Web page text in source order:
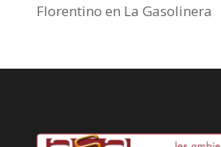
Florentino en La Gasolinera